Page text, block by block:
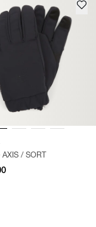
/ SORT